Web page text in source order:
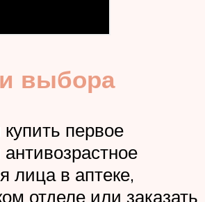
выбора
первое
лица в аптеке,
отделе или заказать